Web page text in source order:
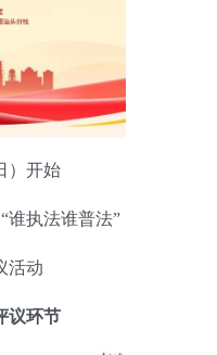
）开始
谁执法谁普法”
活动
议环节